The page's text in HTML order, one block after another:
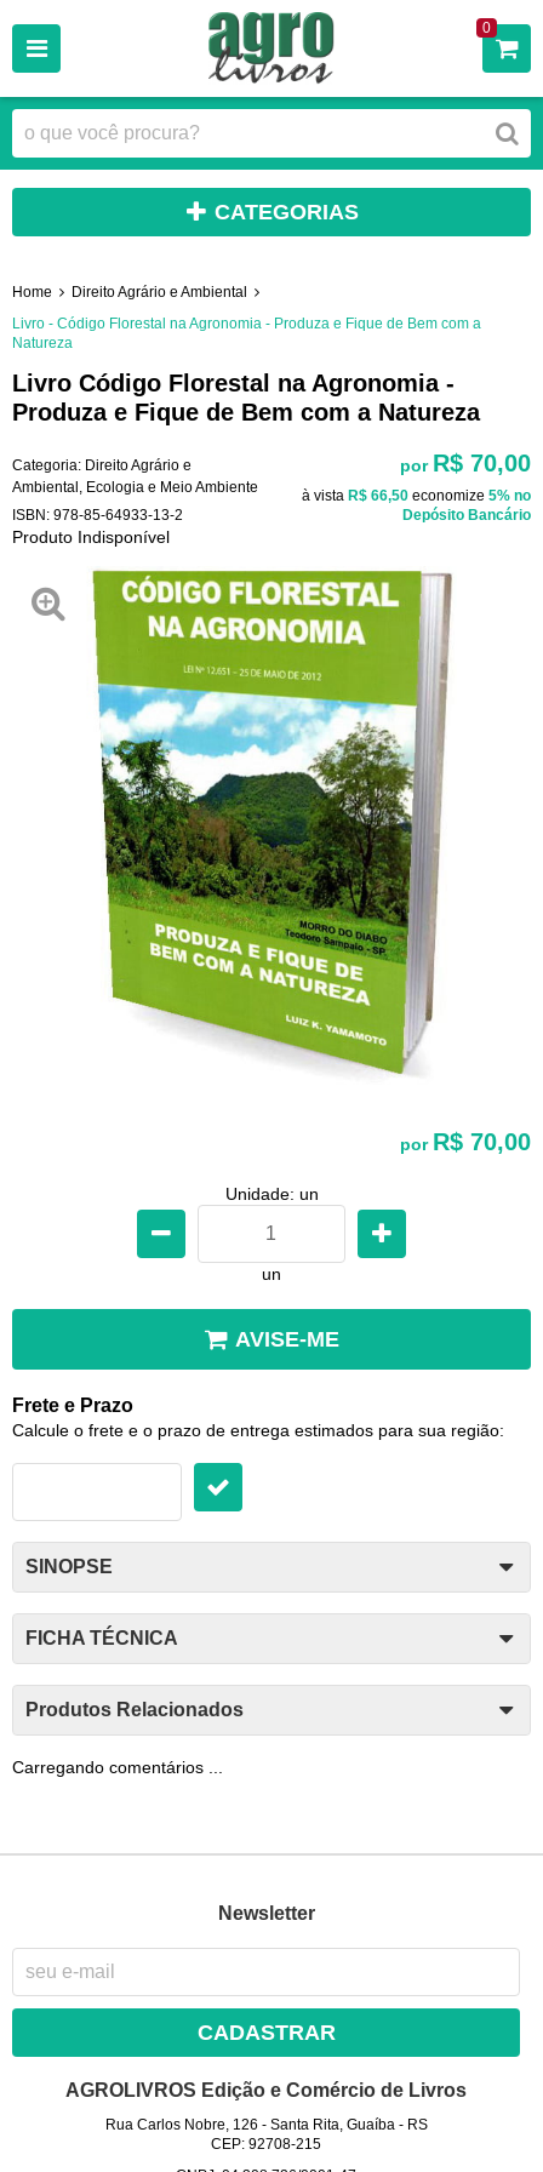
0
CATEGORIAS
Home
Direito Agrário e Ambiental
Livro - Código Florestal na Agronomia - Produza e Fique de Bem com a
Natureza
Livro Código Florestal na Agronomia -
Produza e Fique de Bem com a Natureza
Categoria: Direito Agrário e
Ambiental Ecologia e Meio Ambiente
ISBN: 978-85-64933-13-2
Produto Indisponível
por R$ 70,00
à vista R$ 66,50 economize 5% no
Depósito Bancário
por R$ 70,00
Unidade: un
un
AVISE-ME
Frete e Prazo
Calcule o frete e o prazo de entrega estimados para sua região:
SINOPSE
FICHA TÉCNICA
Produtos Relacionados
Carregando comentários ...
Newsletter
CADASTRAR
AGROLIVROS Edição e Comércio de Livros
Rua Carlos Nobre, 126 - Santa Rita, Guaíba- RS
CEP: 92708-215